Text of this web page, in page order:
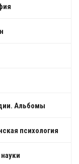
Альбомы
психология